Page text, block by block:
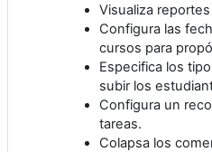
Visualiza
Configura las
cursos para
Especifica los
subir los
Configura un
tareas.
Colapsa los